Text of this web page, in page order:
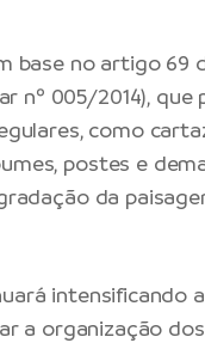
base no artigo 69
nº 005/2014),
como
postes e
da
intensificando
a organização